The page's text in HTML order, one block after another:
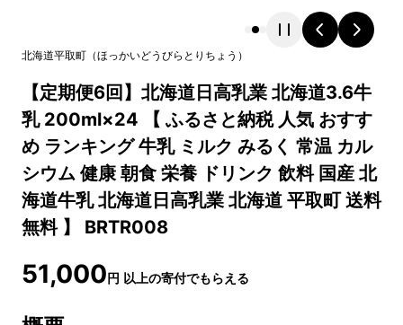
北海道平取町 （ほっかいどう びらとりちょう ）
【定期便6回】北海道日高乳業 北海道3.6牛
乳 200ml×24 【 ふるさと納税 人気 おすす
め ランキング 牛乳 ミルク みるく 常温 カル
シウム 健康 朝食 栄養 ドリンク 飲料 国産 北
海道牛乳 北海道日高乳業 北海道 平取町 送料
無料 】 BRTR008
51,000円 以上の寄付でもらえる